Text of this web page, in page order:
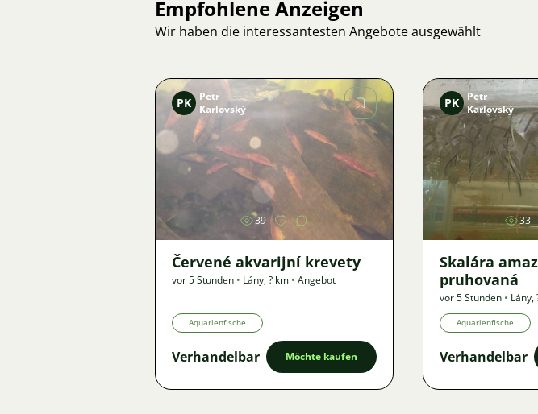
Empfohlene Anzeigen
Wir haben die interessantesten Angebote ausgewählt
Bild
PK
Petr
Karlovský
39
Červené akvarijní krevety
vor 5 Stunden • Lány,? km • Angebot
Aquarienfische
Verhandelbar Möchte kaufen
PK
Petr
Karlovský
33
Skalára
pruhovaná
vor 5 Stunden • Lány,
Aquarienfische
Verhandelbar